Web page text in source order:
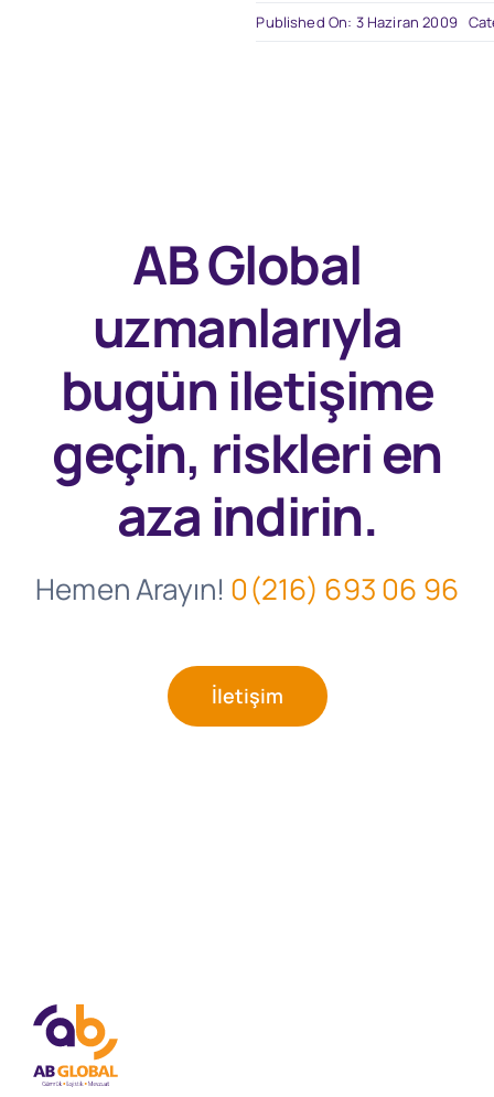
Published On: 3 Haziran 2009
AB Global
uzmanlarıyla
bugüniletişime
geçin, riskleri en
aza indirin.
Hemen Arayın! 0(216) 693 06 96
İletişim